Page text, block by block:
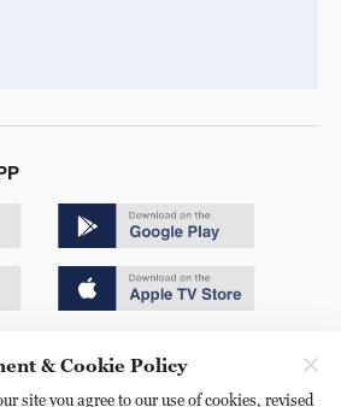
& Cookie Policy
site you agree to our use of cookies, revised